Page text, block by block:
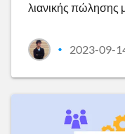
λιανικής πώλησης
• 2023-09-